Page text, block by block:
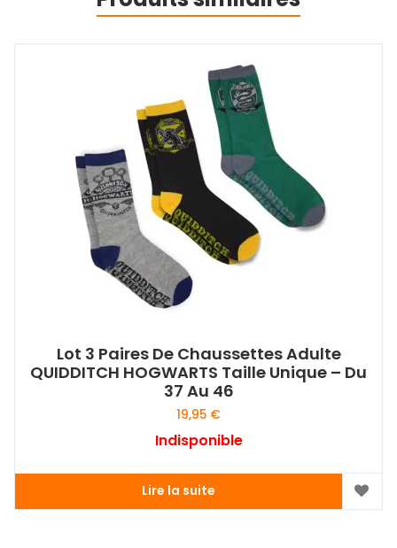
Lot 3 Paires De Chaussettes Adulte
QUIDDITCH HOGWARTS Taille Unique – Du
37 Au 46
19,95 €
Indisponible
Lire la suite